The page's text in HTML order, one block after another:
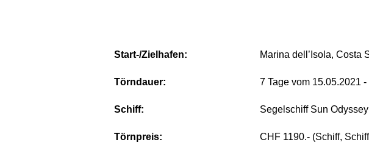
Start-/Zielhafen: Marina dell’Isola, Costa
Törndauer: 7 Tage vom 15.05.2021
Schiff: ​Segelschiff Sun
Törnpreis: CHF 1190.- (Schiff,